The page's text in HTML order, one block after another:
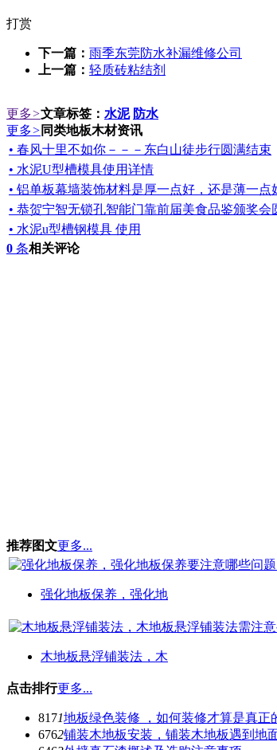
打赏
下一篇： 雨季东莞防水补漏维修公司
上一篇： 轻质砖粘结剂
更多>文章标签： 水泥 防水
更多> 同类地板木材资讯
• 春风十里不如你－－－东白山徒步行圆满结束
• 水泥U型槽模具使用详情
• 铝单板幕墙装饰材料是厚一点好，还是薄一点
• 恭贺宁智无锁孔智能门靠前届美食品鉴颁奖会
• 水泥u型槽钢模具 使用
0 条相关评论
推荐图文更多...
强化地板保养，强化地
木地板悬浮铺装法，木
点击排行更多...
8171地板绿色装修 ，如何装修才算是真正
6762铺装木地板安装，铺装木地板遇到地